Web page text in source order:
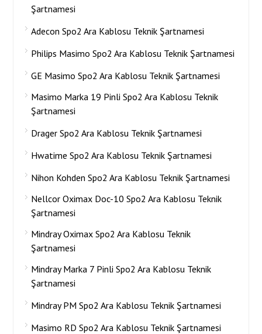
Şartnamesi
Adecon Spo2 Ara Kablosu Teknik Şartnamesi
Philips Masimo Spo2 Ara Kablosu Teknik Şartnamesi
GE Masimo Spo2 Ara Kablosu Teknik Şartnamesi
Masimo Marka 19 Pinli Spo2 Ara Kablosu Teknik
Şartnamesi
Drager Spo2 Ara Kablosu Teknik Şartnamesi
Hwatime Spo2 Ara Kablosu Teknik Şartnamesi
Nihon Kohden Spo2 Ara Kablosu Teknik Şartnamesi
Nellcor Oximax Doc-10 Spo2 Ara Kablosu Teknik
Şartnamesi
Mindray Oximax Spo2 Ara Kablosu Teknik
Şartnamesi
Mindray Marka 7 Pinli Spo2 Ara Kablosu Teknik
Şartnamesi
Mindray PM Spo2 Ara Kablosu Teknik Şartnamesi
Masimo RD Spo2 Ara Kablosu Teknik Şartnamesi